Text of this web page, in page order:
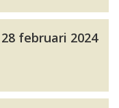
februari 2024